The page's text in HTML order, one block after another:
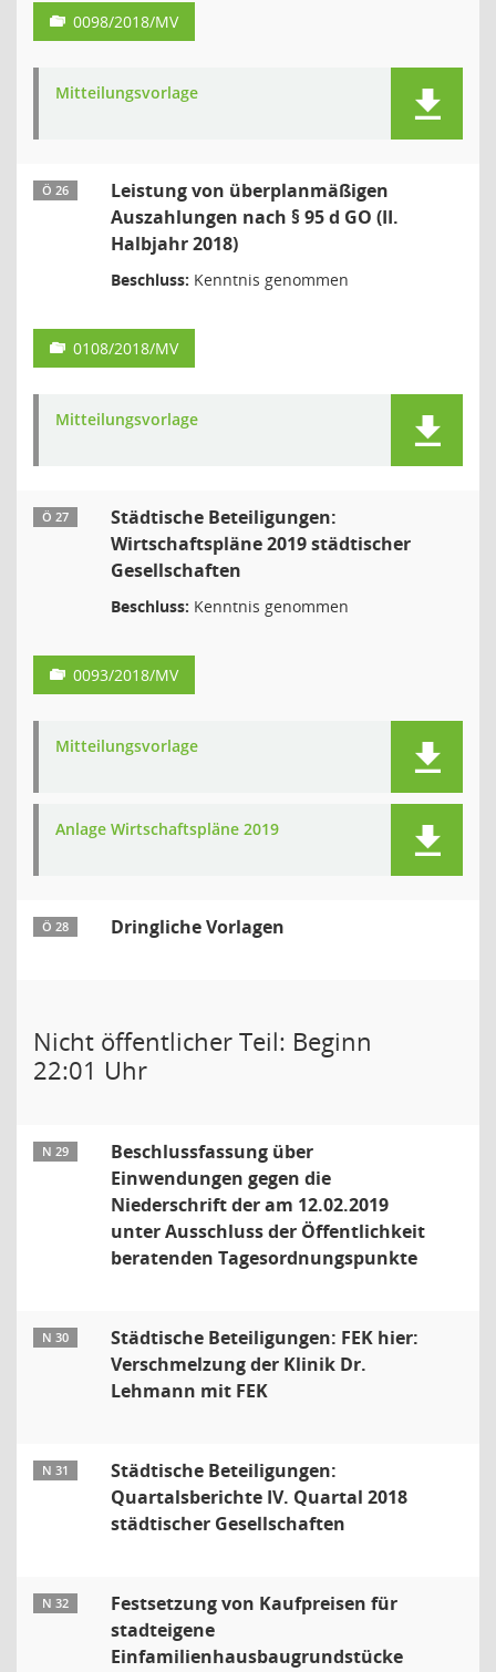
0098/2018/MV
Mitteilungsvorlage
Ö 26
Leistung von überplanmäßigen
Auszahlungen nach § 95 d GO (II.
Halbjahr 2018)
Beschluss: Kenntnis genommen
0108/2018/MV
Mitteilungsvorlage
Ö 27
Städtische Beteiligungen:
Wirtschaftspläne 2019 städtischer
Gesellschaften
Beschluss: Kenntnis genommen
0093/2018/MV
Mitteilungsvorlage
Anlage Wirtschaftspläne 2019
Ö 28 Dringliche Vorlagen
Nicht öffentlicher Teil: Beginn
22:01 Uhr
N 29
Beschlussfassung über
Einwendungen gegen die
Niederschrift der am 12.02.2019
unter Ausschluss der Öffentlichkeit
beratenden Tagesordnungspunkte
N 30
Städtische Beteiligungen: FEK hier:
Verschmelzung der Klinik Dr.
Lehmann mit FEK
N 31
Städtische Beteiligungen:
Quartalsberichte IV. Quartal 2018
städtischer Gesellschaften
N 32
Festsetzung von Kaufpreisen für
stadteigene
Einfamilienhausbaugrundstücke